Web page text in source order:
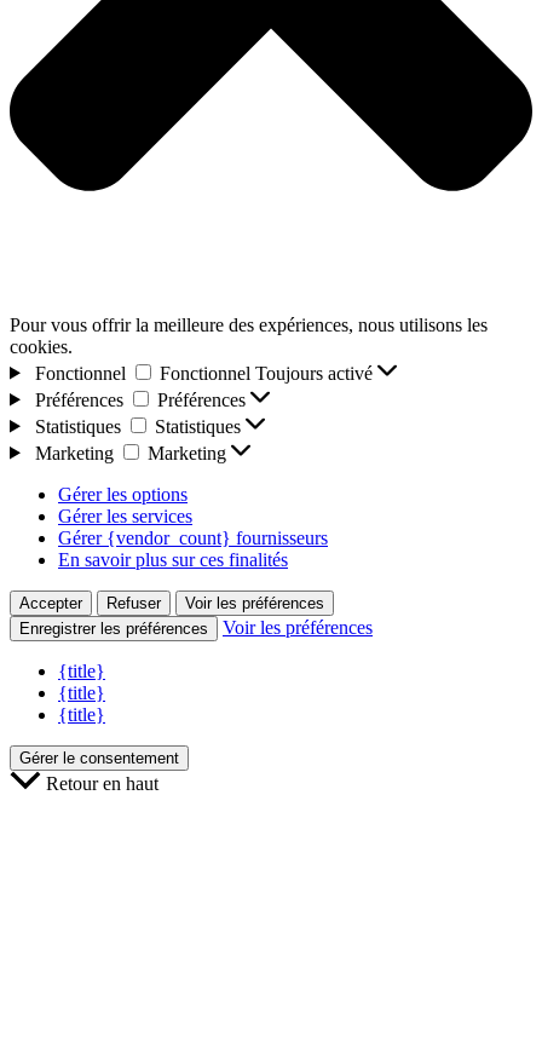
Pour vous offrir la meilleure des expériences, nous utilisons les
cookies.
Fonctionnel
Fonctionnel Toujours activé
Préférences
Préférences
Statistiques
Statistiques
Marketing
Marketing
Gérer les options
Gérer les services
Gérer {vendor_count} fournisseurs
En savoir plus sur ces finalités
Accepter Refuser
Voir les préférences
Enregistrer les préférences
Voir les préférences
{title}
{title}
{title}
Gérer le consentement
Retour en haut